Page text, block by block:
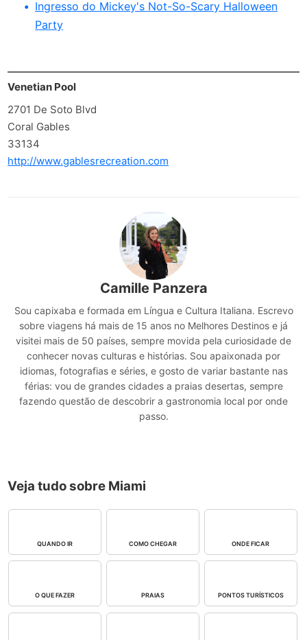
Ingresso do Mickey's Not-So-Scary Halloween
Party
Venetian Pool
2701 De Soto Blvd
Coral Gables
33134
http://www.gablesrecreation.com
Camille Panzera
Sou capixaba e formada em Língua e Cultura Italiana. Escrevo
sobre viagens há mais de 15 anos no Melhores Destinos e já
visitei mais de 50 países, sempre movida pela curiosidade de
conhecer novas culturas e histórias. Sou apaixonada por
idiomas, fotografias e séries, e gosto de variar bastante nas
férias: vou de grandes cidades a praias desertas, sempre
fazendo questão de descobrir a gastronomia local por onde
passo.
Veja tudo sobre Miami
QUANDO IR COMO CHEGAR ONDE FICAR
O QUE FAZER PRAIAS PONTOS TURÍSTICOS